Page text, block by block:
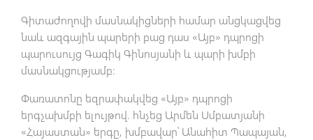
Գիտաժողովի մասնակիցների համար անցկացվեց
նաև ազգային պարերի բաց դաս «Այբ» դպրոցի
պարուսույց Գագիկ Գինոսյանի և պարի խմբի
մասնակցությամբ։
Փառատոնը եզրափակվեց «Այբ» դպրոցի
երգչախմբի ելույթով. հնչեց Արմեն Սմբատյանի
«Հայաստան» երգը, խմբավար՝ Անահիտ Պապայան,